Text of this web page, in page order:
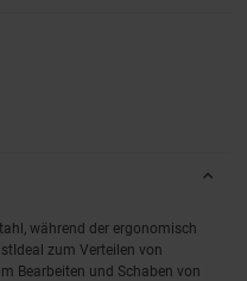
während der ergonomisch
zum Verteilen von
Bearbeiten und Schaben von